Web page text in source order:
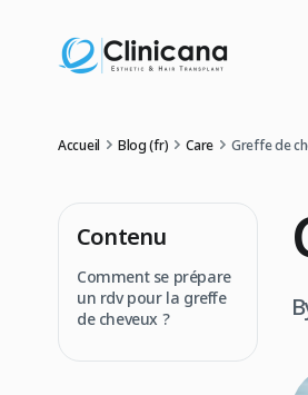
Accueil Blog (fr) Care Greffe de
Contenu
Comment se prépare
un rdv pour la greffe
de cheveux ?